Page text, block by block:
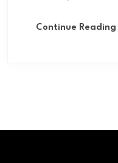
Continue Reading